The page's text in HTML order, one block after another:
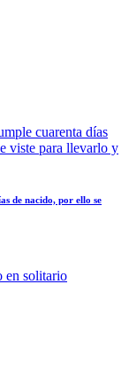
de nacido, por ello se